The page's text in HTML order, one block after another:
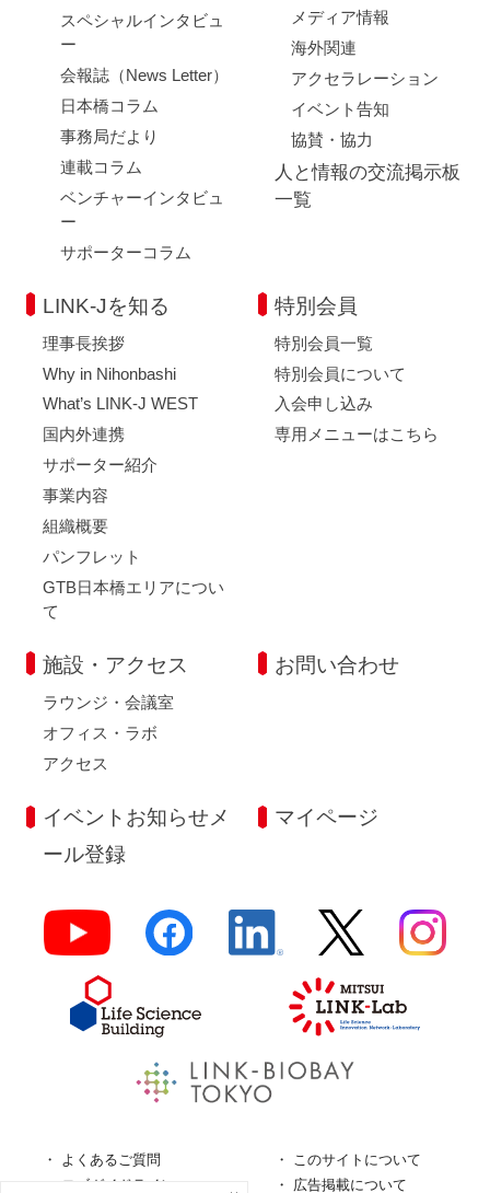
スペシャルインタビュ
ー
会報誌（News Letter）
日本橋コラム
事務局だより
連載コラム
ベンチャーインタビュ
ー
サポーターコラム
メディア情報
海外関連
アクセラレーション
イベント告知
協賛・協力
人と情報の交流掲示板
一覧
LINK-Jを知る
理事長挨拶
Why in Nihonbashi
What’s LINK-J WEST
国内外連携
サポーター紹介
事業内容
組織概要
パンフレット
GTB日本橋エリアについ
て
特別会員
特別会員一覧
特別会員について
入会申し込み
専用メニューはこちら
施設・アクセス
ラウンジ・会議室
オフィス・ラボ
アクセス
お問い合わせ
イベントお知らせメ
ール登録
マイページ
よくあるご質問
このサイトについて
ロゴガイドライン
広告掲載について